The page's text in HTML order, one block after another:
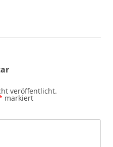
veröffentlicht.
markiert